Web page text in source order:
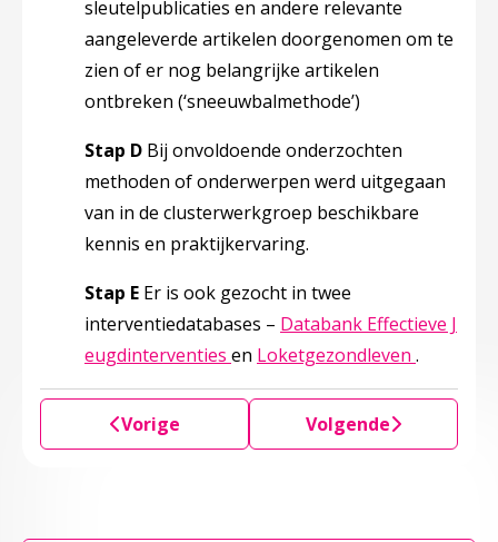
sleutelpublicaties en andere relevante
aangeleverde artikelen doorgenomen om te
zien of er nog belangrijke artikelen
ontbreken (‘sneeuwbalmethode’)
Stap D Bij onvoldoende onderzochten
methoden of onderwerpen werd uitgegaan
van in de clusterwerkgroep beschikbare
kennis en praktijkervaring.
Stap E Er is ook gezocht in twee
interventiedatabases – Databank Effectieve J
eugdinterventies Deze linkt opent in een nieuw
en Loketgezondleven Deze
.
Vorige Volgende